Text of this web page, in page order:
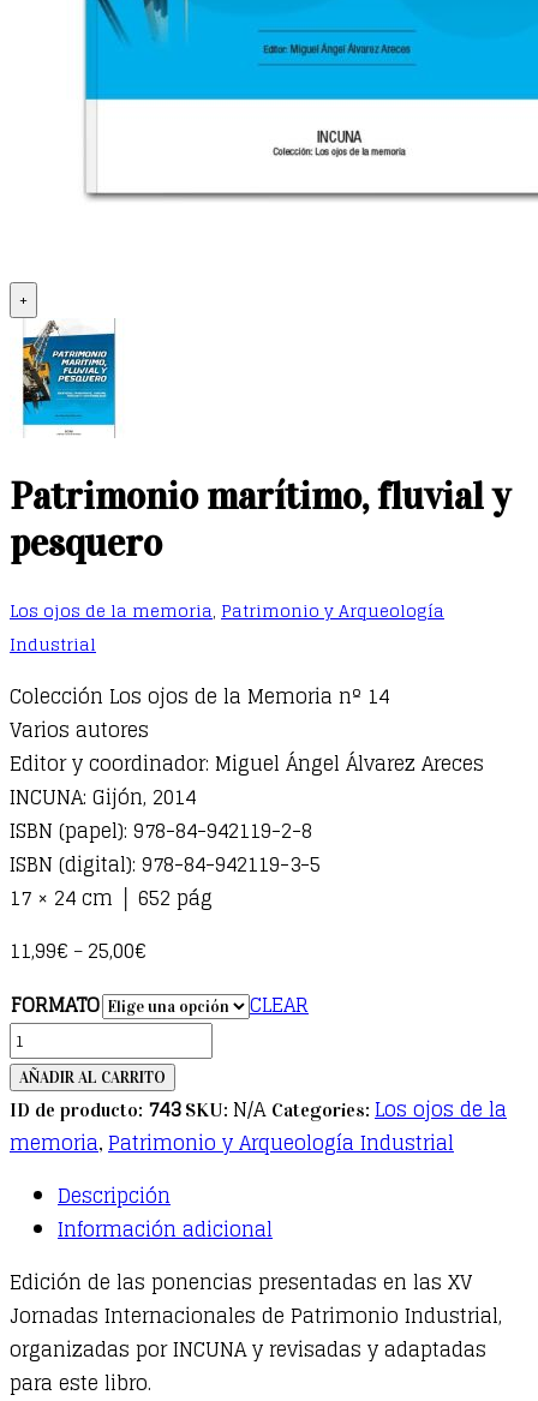
+
Patrimonio marítimo, fluvial y
pesquero
Los ojos de la memoria, Patrimonio y Arqueología
Industrial
Colección Los ojos de la Memoria nº 14
Varios autores
Editor y coordinador: Miguel Ángel Álvarez Areces
INCUNA: Gijón, 2014
ISBN (papel): 978-84-942119-2-8
ISBN (digital): 978-84-942119-3-5
17 × 24 cm │ 652 pág
11,99€ – 25,00€
FORMATO
CLEAR
Patrimonio
marítimo,
fluvial
y
quantity
AÑADIR AL CARRITO
ID de producto: 743 SKU: N/A Categories: Los ojos de la
memoria, Patrimonio y Arqueología Industrial
Descripción
Información adicional
Edición de las ponencias presentadas en las XV
Jornadas Internacionales de Patrimonio Industrial,
organizadas por INCUNA y revisadas y adaptadas
para este libro.